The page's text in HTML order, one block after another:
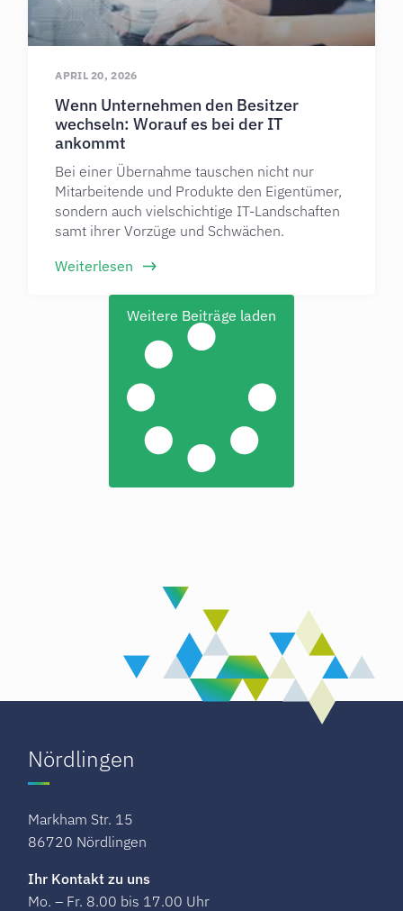
Wenn Unternehmen den Besitzer
wechseln: Worauf es bei der IT
ankommt
Bei einer Übernahme tauschen nicht nur
Mitarbeitende und Produkte den Eigentümer,
sondern auch vielschichtige IT-Landschaften
samt ihrer Vorzüge und Schwächen.
Weiterlesen
APRIL 20, 2026
Weitere Beiträge laden
Nördlingen
Markham Str. 15
86720 Nördlingen
Ihr Kontakt zu uns
Mo. – Fr. 8.00 bis 17.00 Uhr